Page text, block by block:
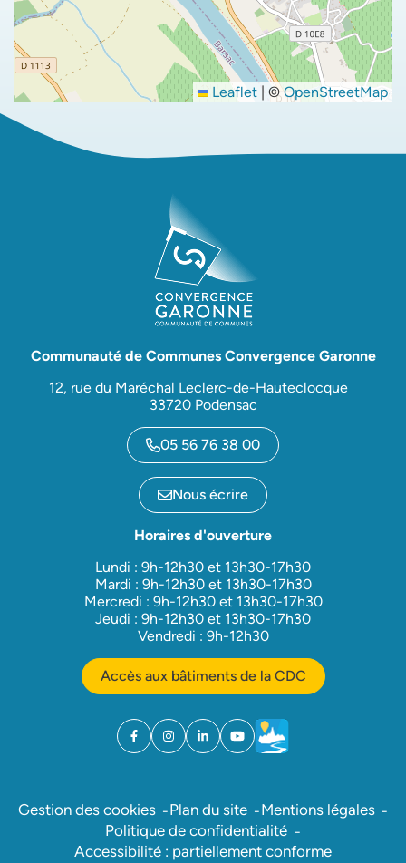
Leaflet | ©OpenStreetMap
Communauté de Communes Convergence Garonne
12, rue du Maréchal Leclerc-de-Hauteclocque
33720 Podensac
05 56 76 38 00
Nous écrire
Horaires d'ouverture
Lundi : 9h-12h30 et 13h30-17h30
Mardi : 9h-12h30 et 13h30-17h30
Mercredi : 9h-12h30 et 13h30-17h30
Jeudi : 9h-12h30 et 13h30-17h30
Vendredi : 9h-12h30
Accès aux bâtiments de la CDC
Facebook
(ouverture dans un nouvel onglet)
Instagram
(ouverture dans un nouvel onglet)
Linkedin
(ouverture dans un nouvel onglet)
YouTube
(ouverture dans un nouvel
Météo
(ouverture dans un
Gestion des cookies Plan du site
Mentions légales
Politique de confidentialité
Accessibilité : partiellement conforme